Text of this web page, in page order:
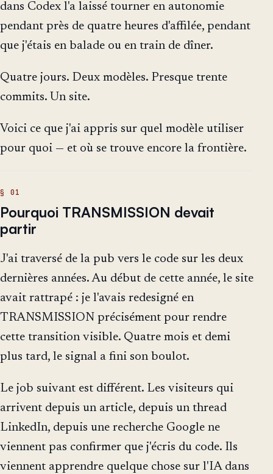
dans Codex l'a laissé tourner en autonomie
pendant près de quatre heures d'affilée, pendant
que j'étais en balade ou en train de dîner.
Quatre jours. Deux modèles. Presque trente
commits. Un site.
Voici ce que j'ai appris sur quel modèle utiliser
pour quoi — et où se trouve encore la frontière.
Pourquoi TRANSMISSION devait
partir
J'ai traversé de la pub vers le code sur les deux
dernières années. Au début de cette année, le site
avait rattrapé : je l'avais redesigné en
TRANSMISSION précisément pour rendre
cette transition visible. Quatre mois et demi
plus tard, le signal a fini son boulot.
Le job suivant est différent. Les visiteurs qui
arrivent depuis un article, depuis un thread
LinkedIn, depuis une recherche Google ne
viennent pas confirmer que j'écris du code. Ils
viennent apprendre quelque chose sur l'IA dans